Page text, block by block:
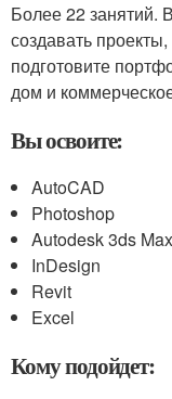
Более 22 занятий.
создавать
подготовите
дом и
Вы освоите:
AutoCAD
Photoshop
Autodesk 3ds Max
InDesign
Revit
Excel
Кому подойдет: